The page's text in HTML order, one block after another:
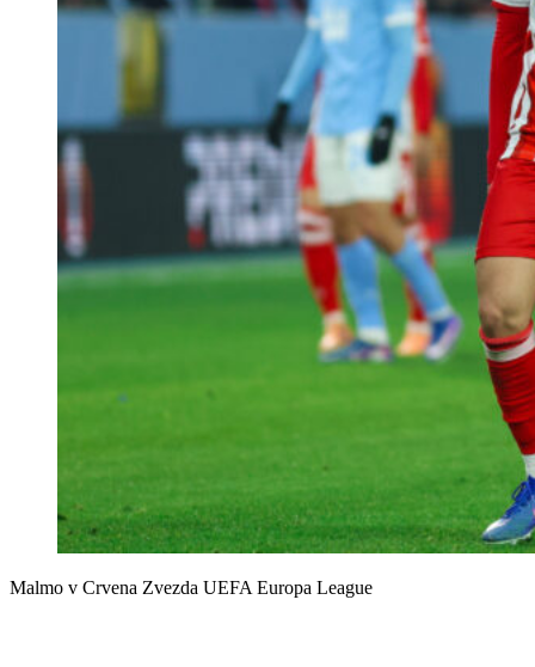
Malmo v Crvena Zvezda UEFA Europa League